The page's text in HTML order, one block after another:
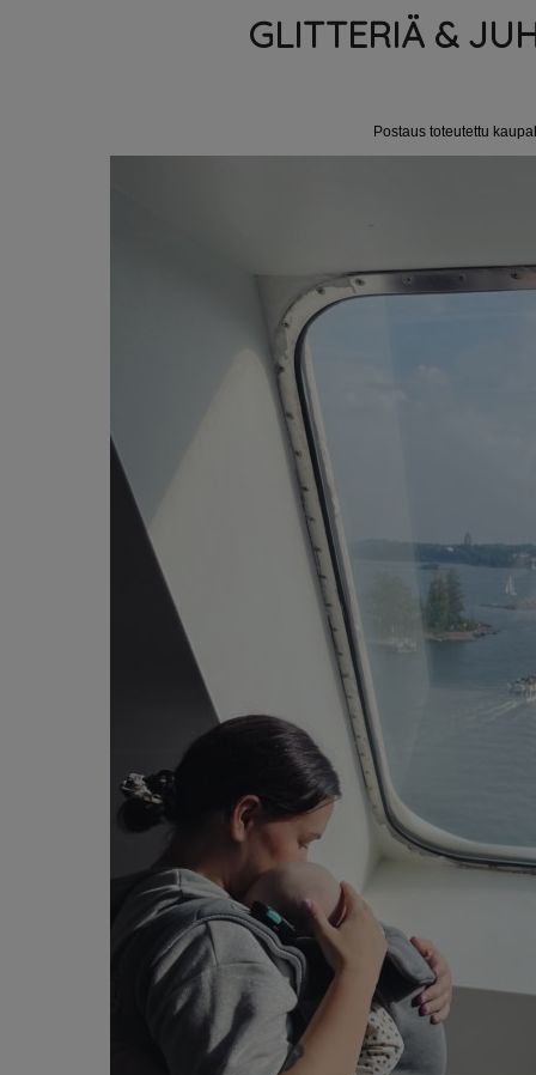
GLITTERIÄ &
Postaus toteutettu